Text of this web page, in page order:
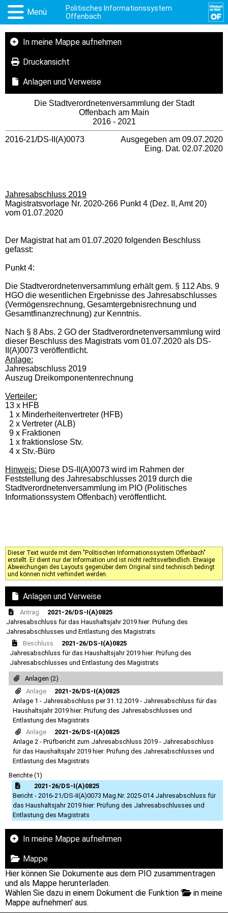
Menü
Politisches Informationssystem
Offenbach
In meine Mappe aufnehmen
Druckansicht
Anlagen und Verweise
Die Stadtverordnetenversammlung der Stadt
Offenbach am Main
2016 - 2021
2016-21/DS-II(A)0073
Ausgegeben am 09.07.2020
Eing. Dat. 02.07.2020
Jahresabschluss 2019
Magistratsvorlage Nr. 2020-266 Punkt 4 (Dez. II, Amt 20)
vom 01.07.2020
Der Magistrat hat am 01.07.2020 folgenden Beschluss
gefasst:
Punkt 4:
Die Stadtverordnetenversammlung erhält gem. § 112 Abs. 9
HGO die wesentlichen Ergebnisse des Jahresabschlusses
(Vermögensrechnung, Gesamtergebnisrechnung und
Gesamtfinanzrechnung) zur Kenntnis.
Nach § 8 Abs. 2 GO der Stadtverordnetenversammlung wird
dieser Beschluss des Magistrats vom 01.07.2020 als DS-
II(A)0073 veröffentlicht.
Anlage:
Jahresabschluss 2019
Auszug Dreikomponentenrechnung
Verteiler:
13 x HFB
1 x Minderheitenvertreter (HFB)
2 x Vertreter (ALB)
9 x Fraktionen
1 x fraktionslose Stv.
4 x Stv.-Büro
Hinweis: Diese DS-II(A)0073 wird im Rahmen der
Feststellung des Jahresabschlusses 2019 durch die
Stadtverordnetenversammlung im PIO (Politisches
Informationssystem Offenbach) veröffentlicht.
Dieser Text wurde mit dem "Politischen Informationssystem Offenbach"
erstellt. Er dient nur der Information und ist nicht rechtsverbindlich. Etwaige
Abweichungen des Layouts gegenüber dem Original sind technisch bedingt
und können nicht verhindert werden.
Anlagen und Verweise
Antrag
2021-26/DS-I(A)0825
Jahresabschluss für das Haushaltsjahr 2019 hier: Prüfung des
Jahresabschlusses und Entlastung des Magistrats
Beschluss
2021-26/DS-I(A)0825
Jahresabschluss für das Haushaltsjahr 2019 hier: Prüfung des
Jahresabschlusses und Entlastung des Magistrats
Anlagen (2)
Anlage
2021-26/DS-I(A)0825
Anlage 1 - Jahresabschluss per 31.12.2019 - Jahresabschluss für das
Haushaltsjahr 2019 hier: Prüfung des Jahresabschlusses und
Entlastung des Magistrats
Anlage
2021-26/DS-I(A)0825
Anlage 2 - Prüfbericht zum Jahresabschluss 2019 - Jahresabschluss
für das Haushaltsjahr 2019 hier: Prüfung des Jahresabschlusses und
Entlastung des Magistrats
Berichte (1)
2021-26/DS-I(A)0825
Bericht - 2016-21/DS-II(A)0073 Mag.Nr. 2025-014 Jahresabschluss für
das Haushaltsjahr 2019 hier: Prüfung des Jahresabschlusses und
Entlastung des Magistrats
In meine Mappe aufnehmen
Mappe
Hier können Sie Dokumente aus dem PIO zusammentragen
und als Mappe herunterladen.
Wählen Sie dazu in einem Dokument die Funktion '
in meine
Mappe aufnehmen' aus.